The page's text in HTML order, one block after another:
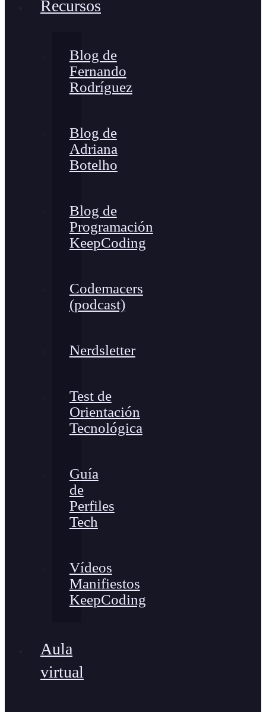
Recursos
Blog de
Fernando
Rodríguez
Blog de
Adriana
Botelho
Blog de
Programación
KeepCoding
Codemacers
(podcast)
Nerdsletter
Test de
Orientación
Tecnológica
Guía
de
Perfiles
Tech
Vídeos
Manifiestos
KeepCoding
Aula
virtual